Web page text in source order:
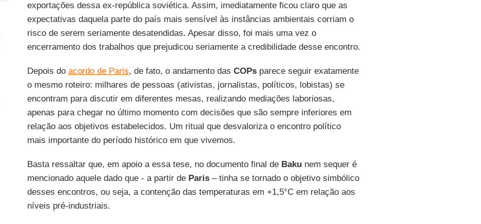
exportações dessa ex-república soviética. Assim, imediatamente ficou claro que as
expectativas daquela parte do país mais sensível às instâncias ambientais corriam o
risco de serem seriamente desatendidas. Apesar disso, foi mais uma vez o
encerramento dos trabalhos que prejudicou seriamente a credibilidade desse encontro.
Depois do acordo de Paris, de fato, o andamento das COPsparece seguir exatamente
o mesmo roteiro: milhares de pessoas (ativistas, jornalistas, políticos, lobistas) se
encontram para discutir em diferentes mesas, realizando mediações laboriosas,
apenas para chegar no último momento com decisões que são sempre inferiores em
relação aos objetivos estabelecidos. Um ritual que desvaloriza o encontro político
mais importante do período histórico em que vivemos.
Basta ressaltar que, em apoio a essa tese, no documento final de Bakunem sequer é
mencionado aquele dado que - a partir de Paris– tinha se tornado o objetivo simbólico
desses encontros, ou seja, a contenção das temperaturas em +1,5°C em relação aos
níveis pré-industriais.